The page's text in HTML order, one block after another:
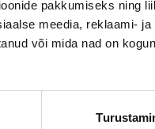
pakkumiseks ning
meedia, reklaami- ja
või mida nad on